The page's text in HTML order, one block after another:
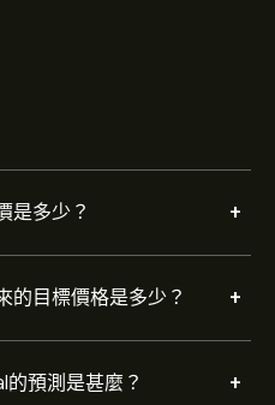
是多少？ +
的目標價格是多少？ +
預測是甚麼？ +